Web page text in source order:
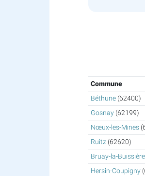
Commune
Béthune(62400)
Gosnay(62199)
Nœux-les-Mines
Ruitz(62620)
Bruay-la-Buissière
Hersin-Coupigny